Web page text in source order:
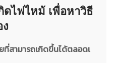
ดไฟไหม้ เพื่อหาวิธี
สามารถเกิดขึ้นได้ตลอดเ